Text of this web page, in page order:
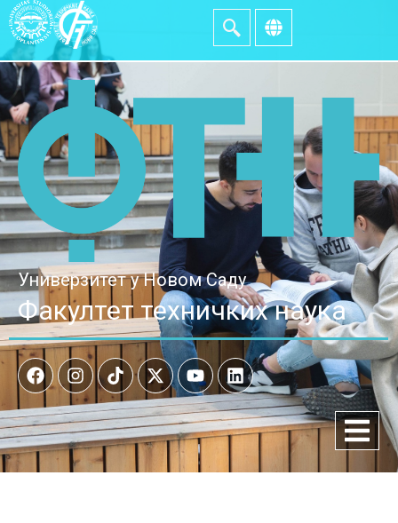
Универзитет у Новом Саду
Факултет техничких наука